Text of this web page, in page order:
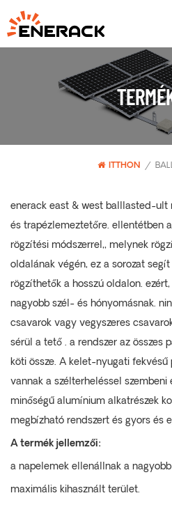
ITTHON /
enerack east & west balllasted-ult
és trapézlemeztetőre. ellentétben
rögzítési módszerrel,, melynek
oldalának végén, ez a sorozat
rögzíthetők a hosszú oldalon.
nagyobb szél- és hónyomásnak.
csavarok vagy vegyszeres
sérül a tető . a rendszer az összes
köti össze. A kelet-nyugati fekvésű
vannak a szélterheléssel
minőségű alumínium alkatrészek
megbízható rendszert és gyors és
A termék jellemzői:
a napelemek ellenállnak a
maximális kihasznált terület.